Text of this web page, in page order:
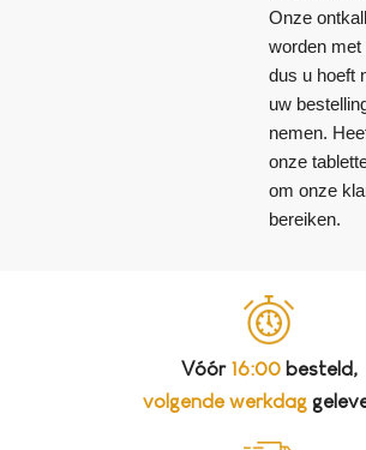
Onze
worden met
dus u hoeft
uw
nemen.
onze
om onze
bereiken.
Vóór 16:00besteld,
volgende werkdag